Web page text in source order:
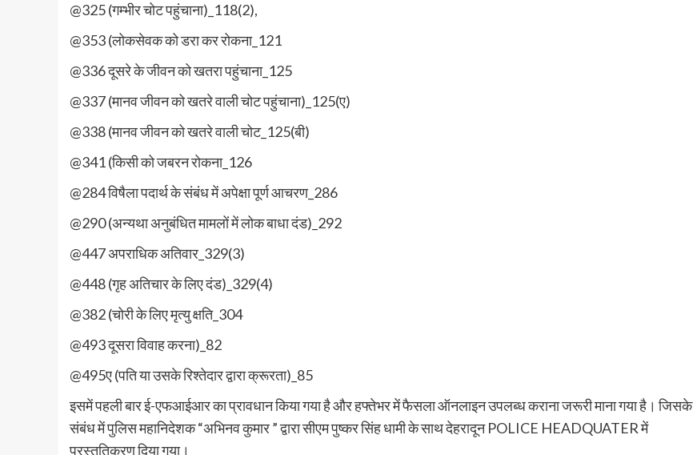
@325 (गम्भीर चोट पहुंचाना)_118(2),
@353 (लोकसेवक को डरा कर रोकना_121
@336 दूसरे के जीवन को खतरा पहुंचाना_125
@337 (मानव जीवन को खतरे वाली चोट पहुंचाना)_125(ए)
@338 (मानव जीवन को खतरे वाली चोट_125(बी)
@341 (किसी को जबरन रोकना_126
@284 विषैला पदार्थ के संबंध में अपेक्षा पूर्ण आचरण_286
@290 (अन्यथा अनुबंधित मामलों में लोक बाधा दंड)_292
@447 अपराधिक अतिवार_329(3)
@448 (गृह अतिचार के लिए दंड)_329(4)
@382 (चोरी के लिए मृत्यु क्षति_304
@493 दूसरा विवाह करना)_82
@495ए (पति या उसके रिश्तेदार द्वारा क्रूरता)_85
इसमें पहली बार ई-एफआईआर का प्रावधान किया गया है और हफ्तेभर में फैसला ऑनलाइन उपलब्ध कराना जरूरी माना गया है। जिसके
संबंध में पुलिस महानिदेशक “अभिनव कुमार ” द्वारा सीएम पुष्कर सिंह धामी के साथ देहरादून POLICE HEADQUATER में
प्रस्तुतिकरण दिया गया।